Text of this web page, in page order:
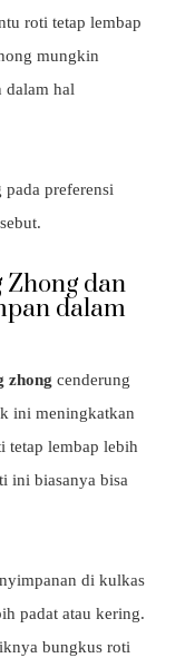
roti tetap lembap
mungkin
dalam hal
preferensi
Zhong dan
dalam
zhong cenderung
ini meningkatkan
tetap lembap lebih
ini biasanya bisa
di kulkas
padat atau kering.
bungkus roti